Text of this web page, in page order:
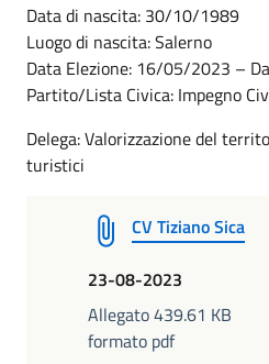
Data di nascita: 30/10/1989
Luogo di nascita: Salerno
Data Elezione: 16/05/2023 –
Partito/Lista Civica: Impegno
Delega: Valorizzazione del
turistici
CV Tiziano Sica
23-08-2023
Allegato 439.61 KB
formato pdf